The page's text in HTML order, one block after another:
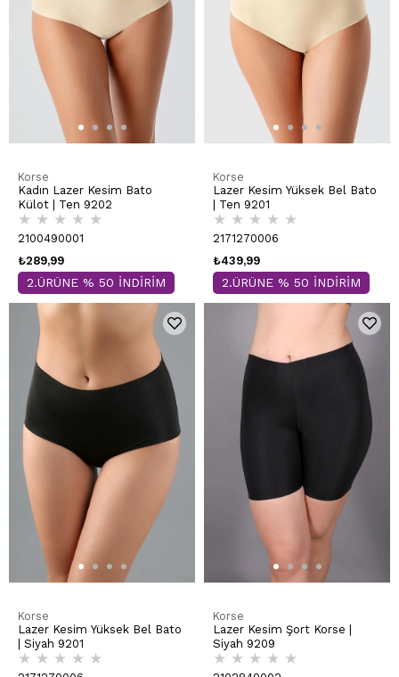
Korse
Kadın Lazer Kesim Bato
Külot | Ten 9202
★ ★ ★ ★ ★
2100490001
₺289,99
2.ÜRÜNE % 50 İNDİRİM
Korse
Lazer Kesim Yüksek Bel Bato
| Ten 9201
★ ★ ★ ★ ★
2171270006
₺439,99
2.ÜRÜNE % 50 İNDİRİM
Korse
Lazer Kesim Yüksek Bel Bato
| Siyah 9201
★ ★ ★ ★ ★
Korse
Lazer Kesim Şort Korse |
Siyah 9209
★ ★ ★ ★ ★